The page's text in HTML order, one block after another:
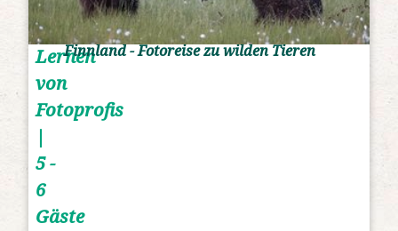
Lernen
von
Fotoprofis
|
5 -
6
Gäste
Finnland - Fotoreise zu wilden Tieren